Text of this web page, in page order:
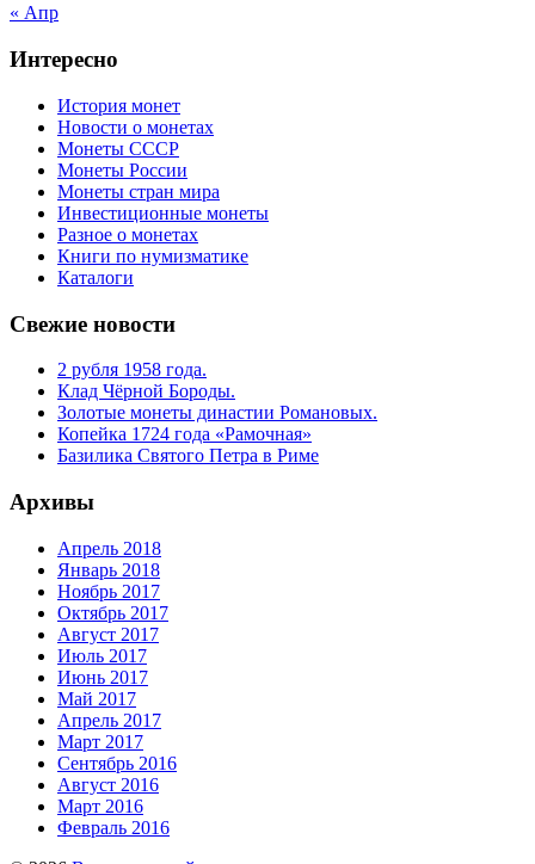
« Апр
Интересно
История монет
Новости о монетах
Монеты СССР
Монеты России
Монеты стран мира
Инвестиционные монеты
Разное о монетах
Книги по нумизматике
Каталоги
Свежие новости
2 рубля 1958 года.
Клад Чёрной Бороды.
Золотые монеты династии Романовых.
Копейка 1724 года «Рамочная»
Базилика Святого Петра в Риме
Архивы
Апрель 2018
Январь 2018
Ноябрь 2017
Октябрь 2017
Август 2017
Июль 2017
Июнь 2017
Май 2017
Апрель 2017
Март 2017
Сентябрь 2016
Август 2016
Март 2016
Февраль 2016